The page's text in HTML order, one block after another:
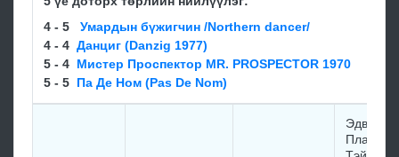
4 - 5
Умардын бүжигчин /Northern dancer/
4 - 4 Данциг (Danzig 1977)
5 - 4 Мистер Проспектор MR. PROSPECTOR 1970
5 - 5 Па Де Нoм (Pas De Nom)
Эдваpд
Планкетт